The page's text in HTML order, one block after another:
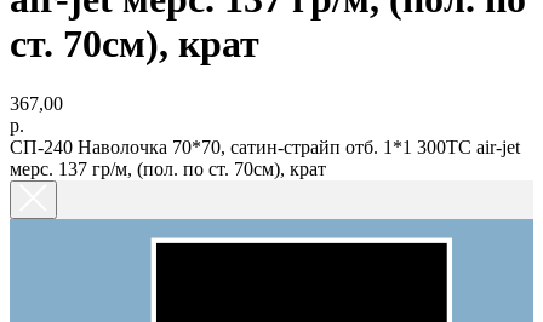
ст. 70см), крат
367,00
р.
СП-240 Наволочка 70*70, сатин-страйп отб. 1*1 300ТС air-jet
мерс. 137 гр/м, (пол. по ст. 70см), крат